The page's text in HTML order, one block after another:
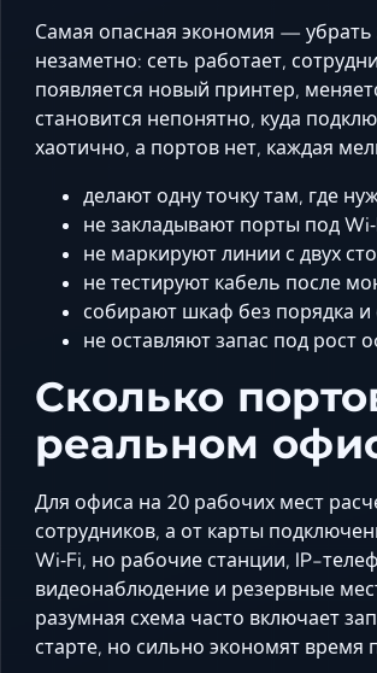
Самая опасная экономия — убрать
незаметно: сеть работает,
появляется новый принтер,
становится непонятно, куда
хаотично, а портов нет, каждая
делают одну точку там, где
не закладывают порты под
не маркируют линии с двух
не тестируют кабель после
собирают шкаф без порядка и
не оставляют запас под рост
Сколько
реальном
Для офиса на 20 рабочих мест
сотрудников, а от карты
Wi‑Fi, но рабочие станции, IP-
видеонаблюдение и резервные
разумная схема часто включает
старте, но сильно экономят время